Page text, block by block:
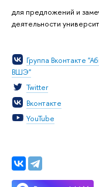
для предложений и
деятельности
Группа Вконтакте
ВШЭ"
Twitter
Вконтакте
YouTube